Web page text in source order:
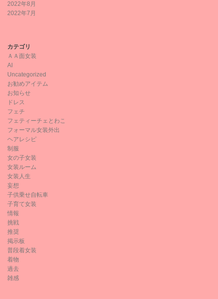
2022年8月
2022年7月
カテゴリ
ＡＡ面女装
AI
Uncategorized
お勧めアイテム
お知らせ
ドレス
フェチ
フェティーチェとわこ
フォーマル女装外出
ヘアレシピ
制服
女の子女装
女装ルーム
女装人生
妄想
子供乗せ自転車
子育て女装
情報
挑戦
推奨
掲示板
普段着女装
着物
過去
雑感